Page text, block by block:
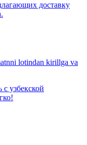
доставку
lotindan kirillga va
узбекской